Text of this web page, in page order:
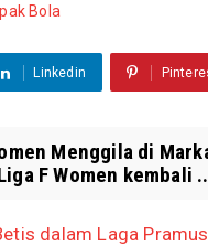
Bola
Linkedin
Menggila di
F Women kembali
dalam Laga